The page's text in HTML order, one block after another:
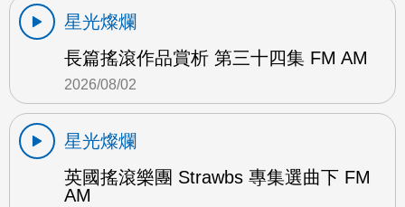
星光燦爛
長篇搖滾作品賞析 第三十四集 FM AM
2026/08/02
星光燦爛
英國搖滾樂團 Strawbs 專集選曲下 FM
AM